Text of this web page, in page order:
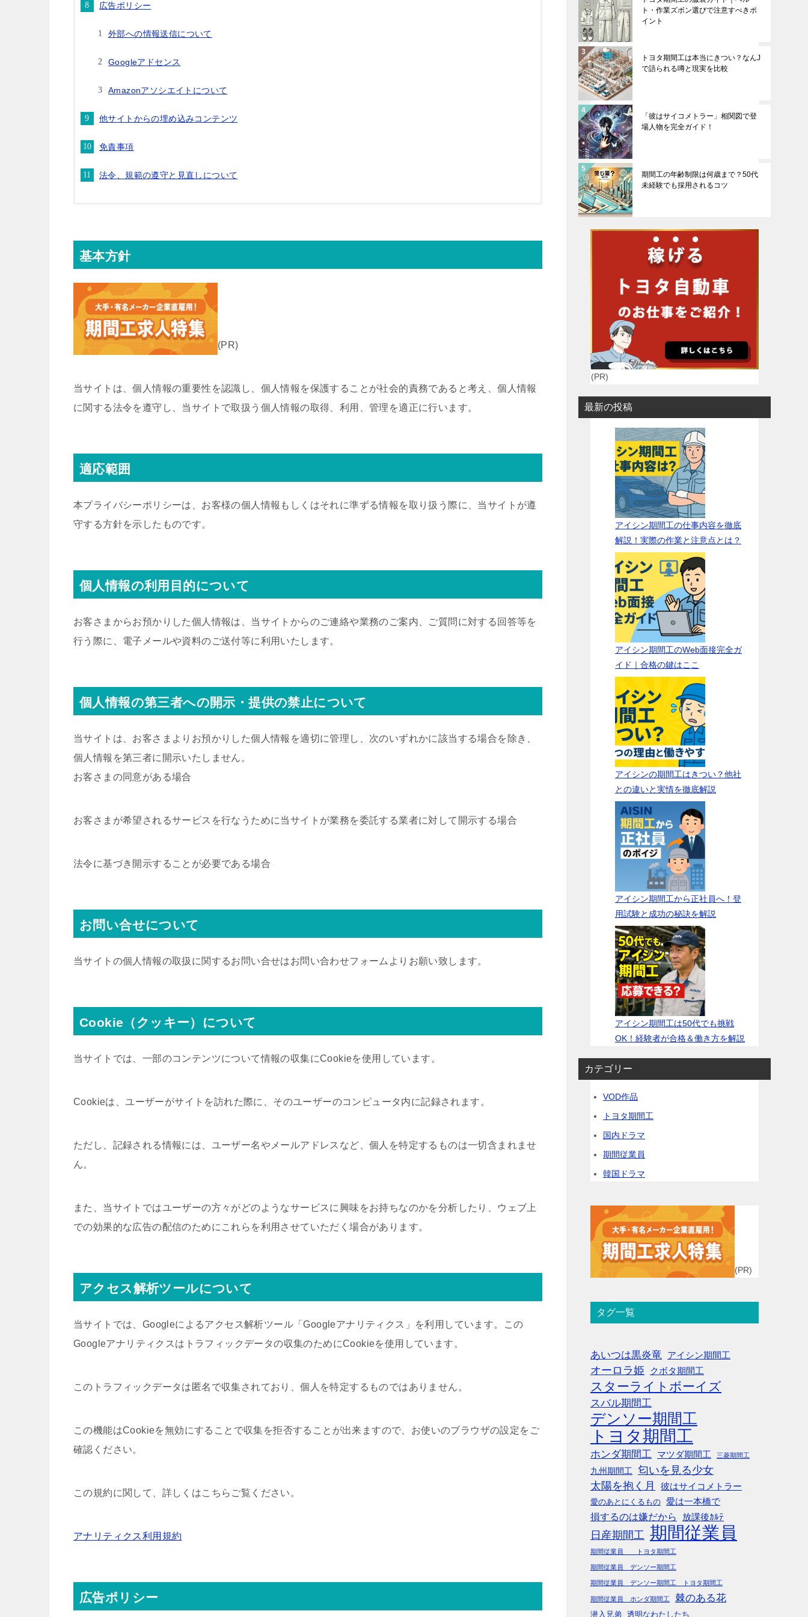
広告ポリシー
外部への情報送信について
Googleアドセンス
Amazonアソシエイトについて
他サイトからの埋め込みコンテンツ
免責事項
法令、規範の遵守と見直しについて
基本方針
(PR)
当サイトは、個人情報の重要性を認識し、個人情報を保護することが社会的責務であると考え、個人情報
に関する法令を遵守し、当サイトで取扱う個人情報の取得、利用、管理を適正に行います。
適応範囲
本プライバシーポリシーは、お客様の個人情報もしくはそれに準ずる情報を取り扱う際に、当サイトが遵
守する方針を示したものです。
個人情報の利用目的について
お客さまからお預かりした個人情報は、当サイトからのご連絡や業務のご案内、ご質問に対する回答等を
行う際に、電子メールや資料のご送付等に利用いたします。
個人情報の第三者への開示・提供の禁止について
当サイトは、お客さまよりお預かりした個人情報を適切に管理し、次のいずれかに該当する場合を除き、
個人情報を第三者に開示いたしません。
お客さまの同意がある場合
お客さまが希望されるサービスを行なうために当サイトが業務を委託する業者に対して開示する場合
法令に基づき開示することが必要である場合
お問い合せについて
当サイトの個人情報の取扱に関するお問い合せはお問い合わせフォームよりお願い致します。
Cookie（クッキー）について
当サイトでは、一部のコンテンツについて情報の収集にCookieを使用しています。
Cookieは、ユーザーがサイトを訪れた際に、そのユーザーのコンピュータ内に記録されます。
ただし、記録される情報には、ユーザー名やメールアドレスなど、個人を特定するものは一切含まれませ
ん。
また、当サイトではユーザーの方々がどのようなサービスに興味をお持ちなのかを分析したり、ウェブ上
での効果的な広告の配信のためにこれらを利用させていただく場合があります。
アクセス解析ツールについて
当サイトでは、Googleによるアクセス解析ツール「Googleアナリティクス」を利用しています。この
Googleアナリティクスはトラフィックデータの収集のためにCookieを使用しています。
このトラフィックデータは匿名で収集されており、個人を特定するものではありません。
この機能はCookieを無効にすることで収集を拒否することが出来ますので、お使いのブラウザの設定をご
確認ください。
この規約に関して、詳しくはこちらご覧ください。
アナリティクス利用規約
広告ポリシー
ト・作業ズボン選びで注意すべきポ
イント
トヨタ期間工は本当にきつい？なんJ
で語られる噂と現実を比較
「彼はサイコメトラー」相関図で登
場人物を完全ガイド！
期間工の年齢制限は何歳まで？50代
未経験でも採用されるコツ
(PR)
最新の投稿
アイシン期間工の仕事内容を徹底
解説！実際の作業と注意点とは？
アイシン期間工のWeb面接完全ガ
イド｜合格の鍵はここ
アイシンの期間工はきつい？他社
との違いと実情を徹底解説
アイシン期間工から正社員へ！登
用試験と成功の秘訣を解説
アイシン期間工は50代でも挑戦
OK！経験者が合格＆働き方を解説
カテゴリー
VOD作品
トヨタ期間工
国内ドラマ
期間従業員
韓国ドラマ
(PR)
タグ一覧
あいつは黒炎竜 アイシン期間工
オーロラ姫 クボタ期間工
スターライトボーイズ
スバル期間工
デンソー期間工
トヨタ期間工
ホンダ期間工 マツダ期間工 三菱期間工
九州期間工
匂いを見る少女
太陽を抱く月
彼はサイコメトラー
愛のあとにくるもの 愛は一本橋で
損するのは嫌だから 放課後ｶﾙﾃ
日産期間工 期間従業員
期間従業員 トヨタ期間工
期間従業員 デンソー期間工
期間従業員 デンソー期間工 トヨタ期間工
期間従業員 ホンダ期間工 棘のある花
潜入兄弟 透明なわたしたち